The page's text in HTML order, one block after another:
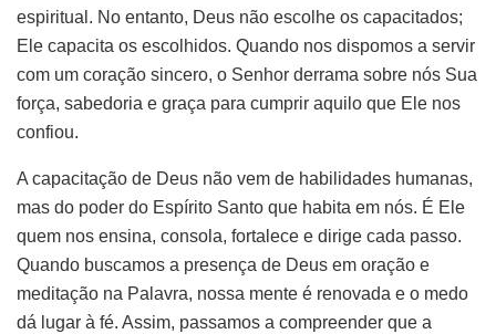
espiritual. No entanto, Deus não escolhe os capacitados;
Ele capacita os escolhidos. Quando nos dispomos a servir
com um coração sincero, o Senhor derrama sobre nós Sua
força, sabedoria e graça para cumprir aquilo que Ele nos
confiou.
A capacitação de Deus não vem de habilidades humanas,
mas do poder do Espírito Santo que habita em nós. É Ele
quem nos ensina, consola, fortalece e dirige cada passo.
Quando buscamos a presença de Deus em oração e
meditação na Palavra, nossa mente é renovada e o medo
dá lugar à fé. Assim, passamos a compreender que a